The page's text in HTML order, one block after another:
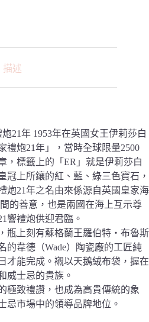
描述
21年 1953年在英國女王伊莉莎白
禮炮21年」，當時全球限量2500
，標籤上的「ER」就是伊莉莎白
冠上所鑲的紅、藍、綠三色寶石，
炮21年之名由來係源自英國皇家海
的善意，也是兩國在海上互示尊
響禮炮供迎君臨。
瓶上刻有蘇格蘭王羅伯特‧布魯斯
的韋德（Wade）陶瓷廠的工匠純
才能完成。襯以天鵝絨布袋，握在
威士忌的貴族。
極致禮讚，也成為高貴傳統的象
忌市場中的領導品牌地位。